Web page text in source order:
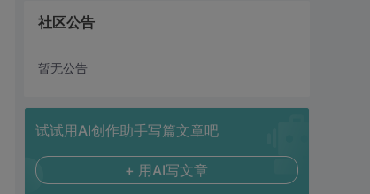
社区公告
暂无公告
试试用AI创作助手写篇文章吧
+ 用AI写文章